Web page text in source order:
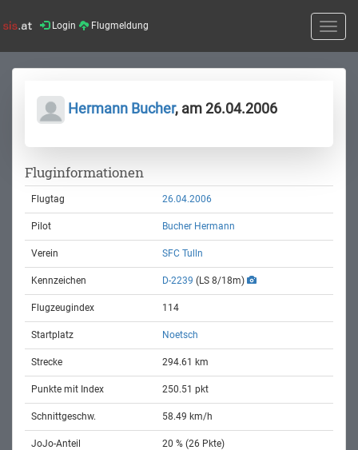
Login Flugmeldung
Toggle
Hermann Bucher, am 26.04.2006
Fluginformationen
Flugtag 26.04.2006
Pilot Bucher Hermann
Verein SFC Tulln
Kennzeichen D-2239 (LS 8/18m)
Flugzeugindex 114
Startplatz Noetsch
Strecke 294.61 km
Punkte mit Index 250.51 pkt
Schnittgeschw. 58.49 km/h
JoJo-Anteil 20 % (26 Pkte)